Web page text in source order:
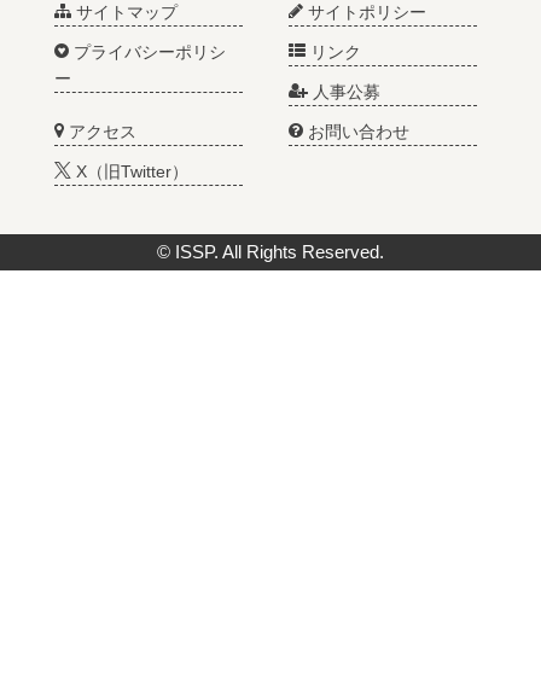
サイトマップ サイトポリシー
プライバシーポリシ
ー
リンク
人事公募
アクセス お問い合わせ
X（旧Twitter）
© ISSP. All Rights Reserved.